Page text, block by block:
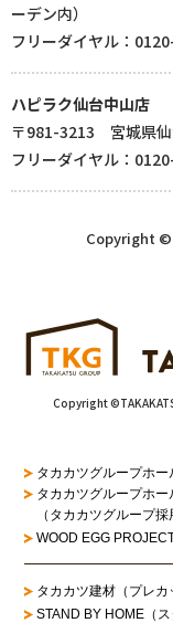
ーデン内）
フリーダイヤル：
ハピラク仙台中山店
〒981-3213 宮城県
フリーダイヤル：
Copyright ©
Copyright
タカカツグループホー
タカカツグループホー
（タカカツグループ採
WOOD EGG
タカカツ建材（プレカ
STAND BY HOME（ス